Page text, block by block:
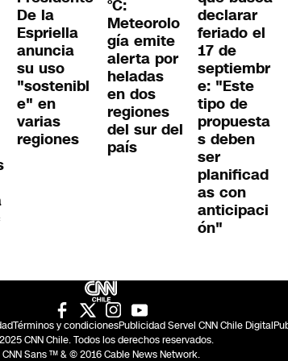
De la
Espriella
anuncia
su uso
"sostenibl
e" en
varias
regiones
°C:
Meteorolo
gía emite
alerta por
heladas
en dos
regiones
del sur del
país
declarar
feriado el
17 de
septiembr
e: "Este
tipo de
propuesta
s deben
ser
planificad
as con
anticipaci
ón"
Términos y condicionesPublicidad Servel CNN Chile Digital
CNN Chile. Todos los derechos reservados.
CNN Sans ™ & © 2016 Cable News Network.